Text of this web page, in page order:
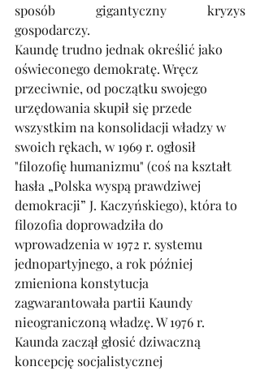
sposób gigantyczny kryzys
gospodarczy.
Kaundę trudno jednak określić jako
oświeconego demokratę. Wręcz
przeciwnie, od początku swojego
urzędowania skupił się przede
wszystkim na konsolidacji władzy w
swoich rękach, w 1969 r. ogłosił
"filozofię humanizmu" (coś na kształt
hasła „Polska wyspą prawdziwej
demokracji” J. Kaczyńskiego), która to
filozofia doprowadziła do
wprowadzenia w 1972 r. systemu
jednopartyjnego, a rok później
zmieniona konstytucja
zagwarantowała partii Kaundy
nieograniczoną władzę. W 1976 r.
Kaunda zaczął głosić dziwaczną
koncepcję socjalistycznej